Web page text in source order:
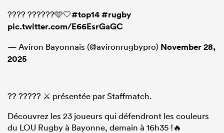
???? ??????🩵🤍#top14#rugby
pic.twitter.com/E66EsrGaGC
— Aviron Bayonnais (@avironrugbypro) November 28,
2025
?? ????? ⚔️ présentée par Staffmatch.
Découvrez les 23 joueurs qui défendront les couleurs
du LOU Rugby à Bayonne, demain à 16h35 !🔥